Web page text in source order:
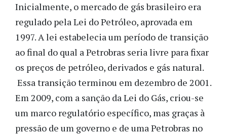
Inicialmente, o mercado de gás brasileiro era
regulado pela Lei do Petróleo, aprovada em
1997. A lei estabelecia um período de transição
ao final do qual a Petrobras seria livre para fixar
os preços de petróleo, derivados e gás natural.
Essa transição terminou em dezembro de 2001.
Em 2009, com a sanção da Lei do Gás, criou-se
um marco regulatório específico, mas graças à
pressão de um governo e de uma Petrobras no